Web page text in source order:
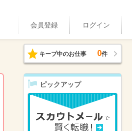
会員登録 ログイン
キープ中のお仕事 0件
ピックアップ